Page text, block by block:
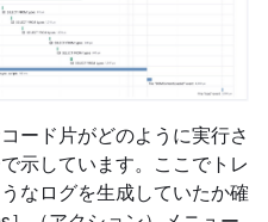
ード片がどのように実行さ
示しています。ここでトレ
なログを生成していたか確